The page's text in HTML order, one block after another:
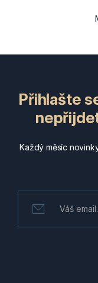
Přihlašte
Každý měsíc